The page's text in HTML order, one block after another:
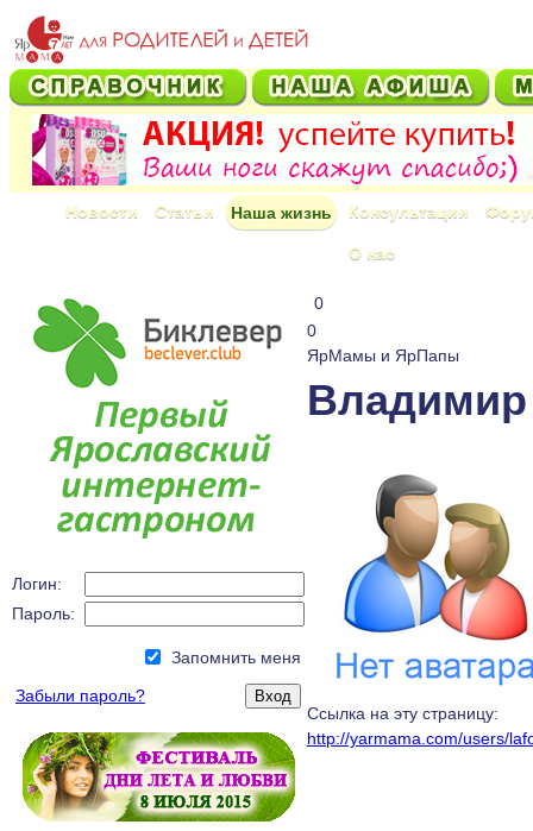
Новости Статьи Наша жизнь Консультации
О нас
Логин:
Пароль:
Запомнить меня
Забыли пароль?
0
0
ЯрМамы и ЯрПапы
Ссылка на эту страницу:
http://yarmama.com/users/